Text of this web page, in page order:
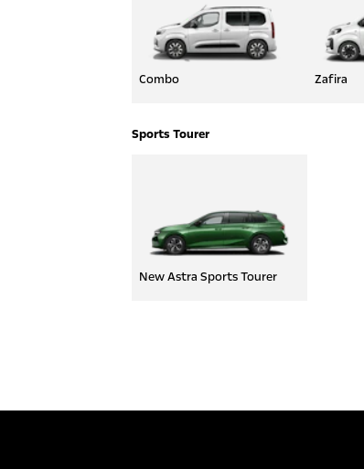
Combo Zafira
Sports Tourer
New Astra Sports Tourer